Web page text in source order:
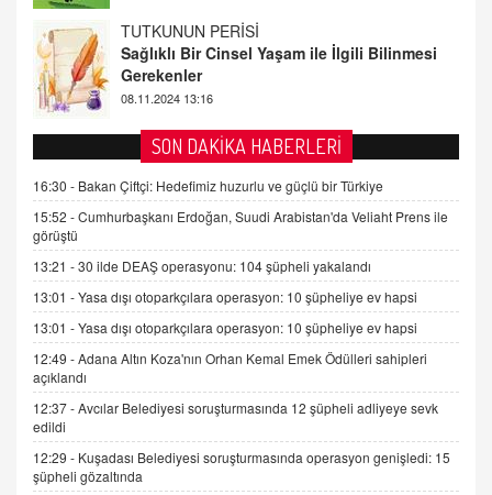
08.11.2024 13:16
FARUK ÖNALAN
Tezkere Onaylanmasaydı…
AV. DOĞAN CAN DOĞAN
Kişisel verilerin korunması ve dijital hukukun
gelişimi
15.09.2025 16:17
SEHER EREK
Kış Ayları Geldi, Hangi Önlemler Alınmalı?
9.12.2025 10:11
İNCİ GÜL AKÖL
06.07.2026 13:00
SON DAKİKA HABERLERİ
16:30 - Bakan Çiftçi: Hedefimiz huzurlu ve güçlü bir Türkiye
15:52 -Cumhurbaşkanı Erdoğan, Suudi Arabistan'da Veliaht Prens ile
görüştü
13:21 -30 ilde DEAŞ operasyonu: 104 şüpheli yakalandı
13:01 -Yasa dışı otoparkçılara operasyon: 10 şüpheliye ev hapsi
13:01 -Yasa dışı otoparkçılara operasyon: 10 şüpheliye ev hapsi
12:49 -Adana Altın Koza'nın Orhan Kemal Emek Ödülleri sahipleri
açıklandı
12:37 -Avcılar Belediyesi soruşturmasında 12 şüpheli adliyeye sevk
edildi
12:29 - Kuşadası Belediyesi soruşturmasında operasyon genişledi: 15
şüpheli gözaltında